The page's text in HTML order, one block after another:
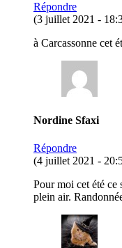
Répondre
(3 juillet 2021 -
à Carcassonne cet
Nordine Sfaxi
Répondre
(4 juillet 2021 -
Pour moi cet été ce
plein air.